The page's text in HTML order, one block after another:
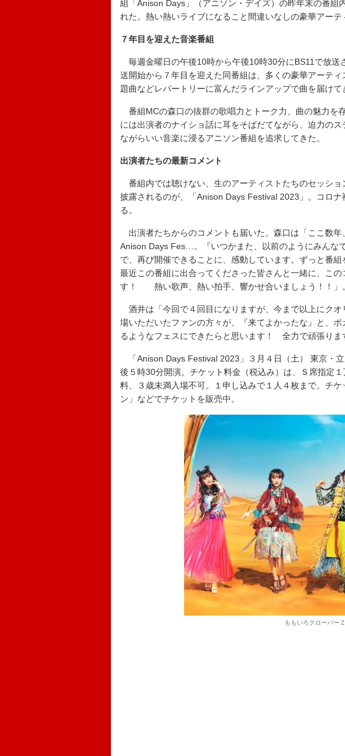
組「Anison Days」（アニソン・デイズ）の昨年末の番組
れた。熱い熱いライブになること間違いなしの豪華アーテ
７年目を迎えた音楽番組
毎週金曜日の午後10時から午後10時30分にBS11で放送
送開始から７年目を迎えた同番組は、多くの豪華アーテ
題曲などレパートリーに富んだラインアップで曲を届けて
番組MCの森口の抜群の歌唱力とトーク力、曲の魅力を
には出演者のナイショ話に耳をそばだてながら、迫力の
ながらいい音楽に浸るアニソン番組を追求してきた。
出演者たちの最新コメント
番組内では聴けない、生のアーティストたちのセッシ
披露されるのが、「Anison Days Festival 2023」。コロ
る。
出演者たちからのコメントも届いた。森口は「ここ数年
Anison Days Fes…。『いつかまた、以前のようにみんな
で、再び開催できることに、感動しています。ずっと番組
最近この番組に出合ってくださった皆さんと一緒に、こ
す！ 熱い歌声、熱い拍手、響かせ合いましょう！！」。
酒井は「今回で４回目になりますが、今まで以上にク
場いただいたファンの方々が、『来てよかったな』と、
るようなフェスにできたらと思います！ 全力で頑張りま
「Anison Days Festival 2023」３月４日（土） 東京・
後５時30分開演。チケット料金（税込み）は、Ｓ席指定
料、３歳未満入場不可。１申し込みで１人４枚まで。チ
ン」などでチケットを販売中。
ももいろクローバーＺ